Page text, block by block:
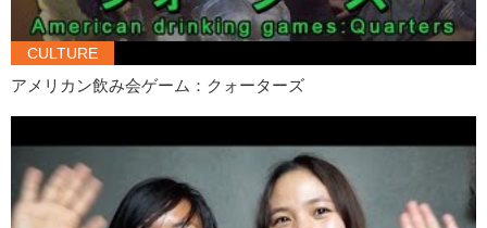
Akiko: あぁ、でも
Kristina: Plural, but yes yes, you’re safe
Akiko: safe safe. あーすごい。ちゃんと。シャープ、シャープペンシ
ル。シャーペン。シャーペン。えっと、これは違う。英語では使わな
Kristina: Pinpon!
Akiko: うそー！やった！
CULTURE
アメリカン飲み会ゲーム：クォーターズ